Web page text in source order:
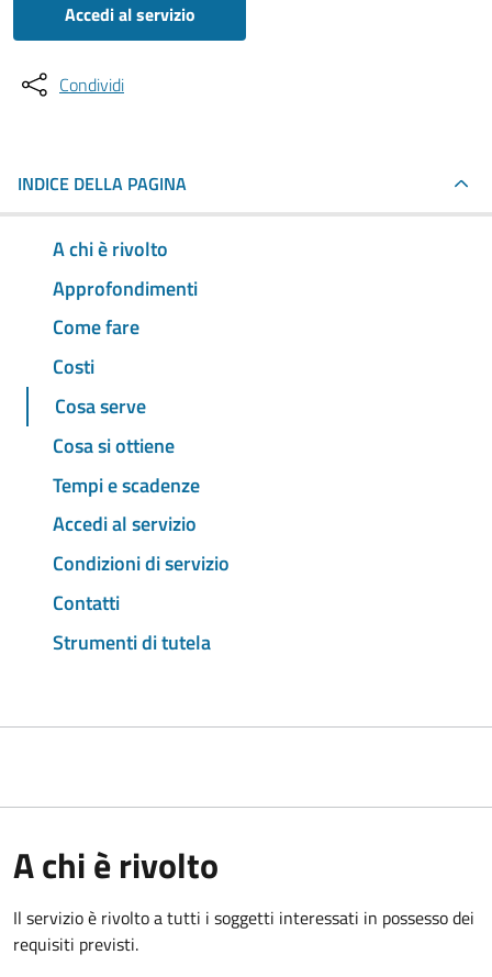
Accedi al servizio
Condividi
INDICE DELLA PAGINA
A chi è rivolto
Approfondimenti
Come fare
Costi
Cosa serve
Cosa si ottiene
Tempi e scadenze
Accedi al servizio
Condizioni di servizio
Contatti
Strumenti di tutela
A chi è rivolto
Il servizio è rivolto a tutti i soggetti interessati in possesso dei
requisiti previsti.